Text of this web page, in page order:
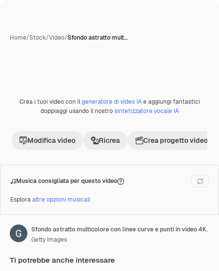
Home/Stock/Video/Sfondo astratto mult…
Premium
Crea i tuoi video con ilgeneratore di video IAe aggiungi fantastici
doppiaggi usando il nostrosintetizzatore vocale IA
Modifica video Ricrea Crea progetto video
Musica consigliata per questo video
Esploraaltre opzioni musicali
Sfondo astratto multicolore con linee curve e punti in video 4K.
Getty Images
Ti potrebbe anche interessare